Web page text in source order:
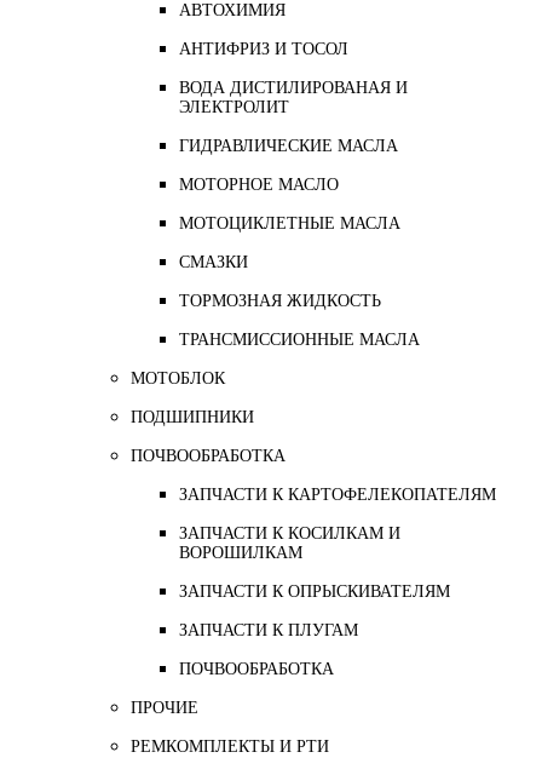
АВТОХИМИЯ
АНТИФРИЗ И ТОСОЛ
ВОДА ДИСТИЛИРОВАНАЯ И
ЭЛЕКТРОЛИТ
ГИДРАВЛИЧЕСКИЕ МАСЛА
МОТОРНОЕ МАСЛО
МОТОЦИКЛЕТНЫЕ МАСЛА
СМАЗКИ
ТОРМОЗНАЯ ЖИДКОСТЬ
ТРАНСМИССИОННЫЕ МАСЛА
МОТОБЛОК
ПОДШИПНИКИ
ПОЧВООБРАБОТКА
ЗАПЧАСТИ К КАРТОФЕЛЕКОПАТЕЛЯМ
ЗАПЧАСТИ К КОСИЛКАМ И
ВОРОШИЛКАМ
ЗАПЧАСТИ К ОПРЫСКИВАТЕЛЯМ
ЗАПЧАСТИ К ПЛУГАМ
ПОЧВООБРАБОТКА
ПРОЧИЕ
РЕМКОМПЛЕКТЫ И РТИ